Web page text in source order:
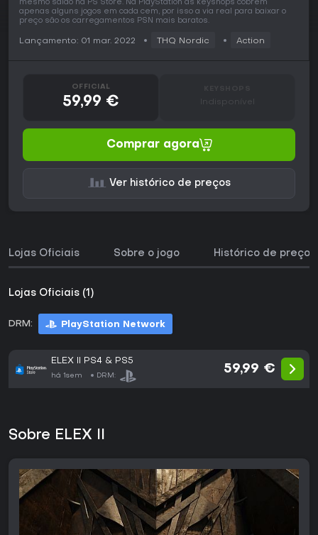
mesmo saldo na PS Store. Na PlayStation as keyshops cobrem
apenas alguns jogos em cada cem, por isso a via real para baixar o
preço são os carregamentos PSN mais baratos.
Lançamento: 01 mar. 2022 THQ Nordic Action
OFFICIAL
59,99 € Indisponível
Comprar agora
Ver histórico de preços
Lojas Oficiais Sobre o jogo Histórico de preços
Lojas Oficiais (1)
DRM: PlayStation Network
ELEX II PS4 & PS5
há 1sem DRM:
59,99 €
Sobre ELEX II